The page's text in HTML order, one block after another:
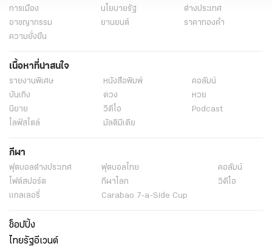
การเมือง
นโยบายรัฐ
ต่างประเทศ
อาชญากรรม
ยานยนต์
ราคาทองคำ
ความยั่งยืน
เนื้อหาที่น่าสนใจ
รายงานพิเศษ หนังสือพิมพ์
คอลัมน์
บันเทิง
ดวง
หวย
นิยาย
วิดีโอ
Podcast
ไลฟ์สไตล์
มัลติมีเดีย
กีฬา
ฟุตบอลต่่างประเทศ ฟุตบอลไทย
คอลัมน์
ไฟต์สปอร์ต
กีฬาโลก
วิดีโอ
แกลเลอรี่
Carabao 7-a-Side Cup
ช็อปปิ้ง
ไทยรัฐอีเวนต์